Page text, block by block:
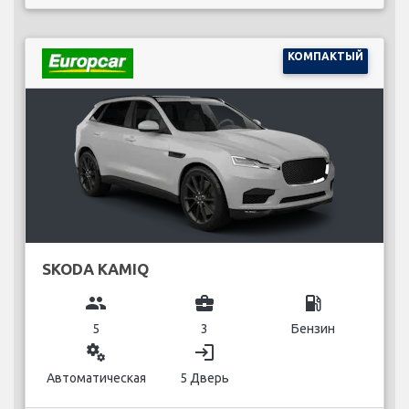
КОМПАКТЫЙ
SKODA KAMIQ
group
5
business_center
3
local_gas_station
Бензин
miscellaneous_services
Автоматическая
login
5 Дверь